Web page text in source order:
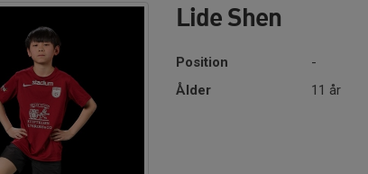
Lide Shen
Position
-
Ålder
11 år